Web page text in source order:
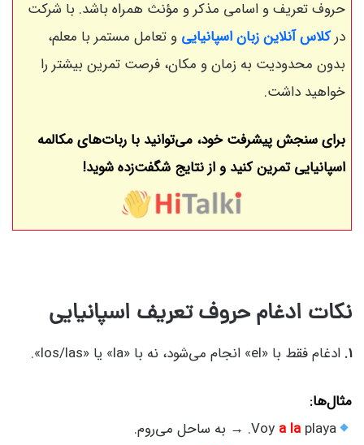
حروف تعریف و اسامی مذکر و مؤنث همراه باشد. با شرکت
درکلاس آنلاین زبان اسپانیایی و تعامل مستمر با معلم،
بدون محدودیت به زمان و مکان، فرصت تمرین بیشتر را
خواهید داشت.
برای سنجش پیشرفت خود، می‌توانید با ربات‌های مکالمه
اسپانیایی تمرین کنید و از نتایج شگفت‌زده شوید!
نکات ادغام حروف تعریف اسپانیایی
1. ادغام فقط با «el» انجام می‌شود، نه با «la» یا «los/las».
مثال‌ها:
Voy a laplaya. → به ساحل می‌روم.